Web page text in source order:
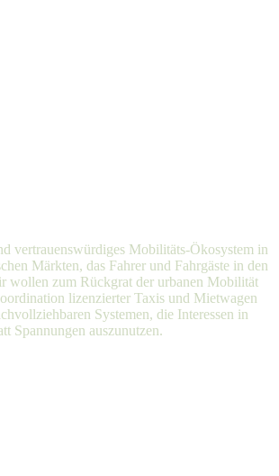
vertrauens­würdiges Mobilitäts-Ökosystem in
Märkten, das Fahrer und Fahrgäste in den
wollen zum Rückgrat der urbanen Mobilität
lizenzierter Taxis und Mietwagen
Systemen, die Interessen in
Spannungen auszunutzen.